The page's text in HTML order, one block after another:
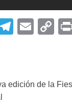
Email
edición de la